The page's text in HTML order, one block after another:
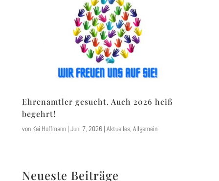
Ehrenamtler gesucht. Auch 2026 heiß
begehrt!
von Kai Hoffmann| Juni 7, 2026| Aktuelles, Allgemein
Neueste Beiträge